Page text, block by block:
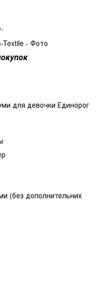
для девочки Единорог
(без дополнительних